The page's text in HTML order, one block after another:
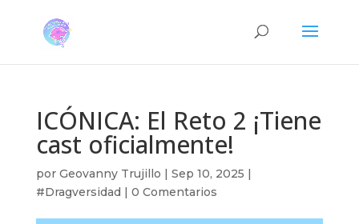
ICÓNICA: El Reto 2 ¡Tiene
cast oficialmente!
por Geovanny Trujillo | Sep 10, 2025 |
#Dragversidad | 0 Comentarios